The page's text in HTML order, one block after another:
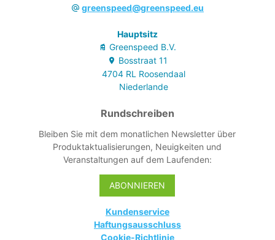
greenspeed@greenspeed.eu
Hauptsitz
Greenspeed B.V.
Bosstraat 11
4704 RL Roosendaal
Niederlande
Rundschreiben
Bleiben Sie mit dem monatlichen Newsletter über
Produktaktualisierungen, Neuigkeiten und
Veranstaltungen auf dem Laufenden:
ABONNIEREN
Kundenservice
Haftungsausschluss
Cookie-Richtlinie